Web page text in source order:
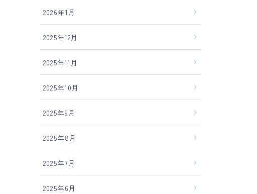
2026年1月
2025年12月
2025年11月
2025年10月
2025年9月
2025年8月
2025年7月
2025年6月